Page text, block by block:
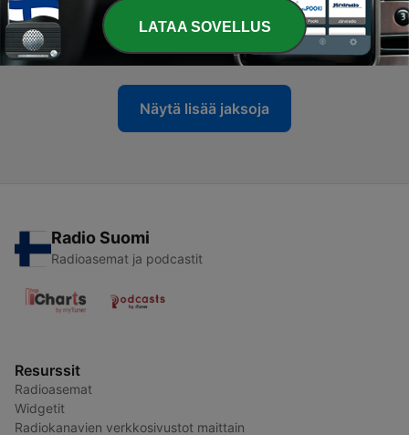
502 - Zêdebûna xerca deriyên sînora, welatiyan xistine
nav tengasiyê
11 heinäk. 2024
Näytä lisää jaksoja
Radio Suomi
Radioasemat ja podcastit
Resurssit
Radioasemat
Widgetit
Radiokanavien verkkosivustot maittain
LATAA SOVELLUS